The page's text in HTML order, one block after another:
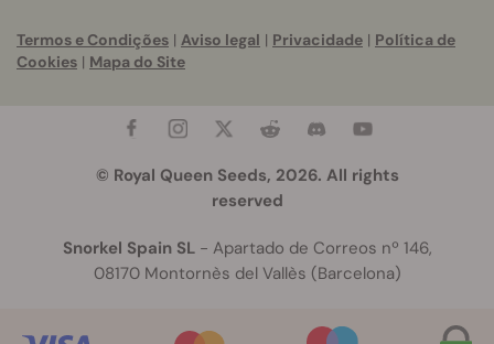
Termos e Condições | Aviso legal | Privacidade | Política de
Cookies | Mapa do Site
© Royal Queen Seeds, 2026. All rights
reserved
Snorkel Spain SL- Apartado de Correos nº 146,
08170 Montornès del Vallès (Barcelona)